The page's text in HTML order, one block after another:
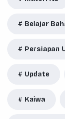
Belajar
Persiapan
Update
Kaiwa